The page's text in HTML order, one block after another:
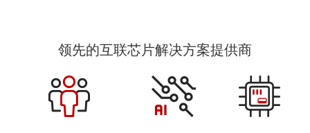
领先的互联芯片解决方案提供商